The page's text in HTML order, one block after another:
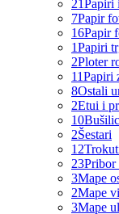
21Papiri
7Papir
16Papir
1Papiri
2Ploter
11Papiri
8Ostali
2Etui i
10
2Šestari
12
23Pribor
3Mape
2Mape
3Mape